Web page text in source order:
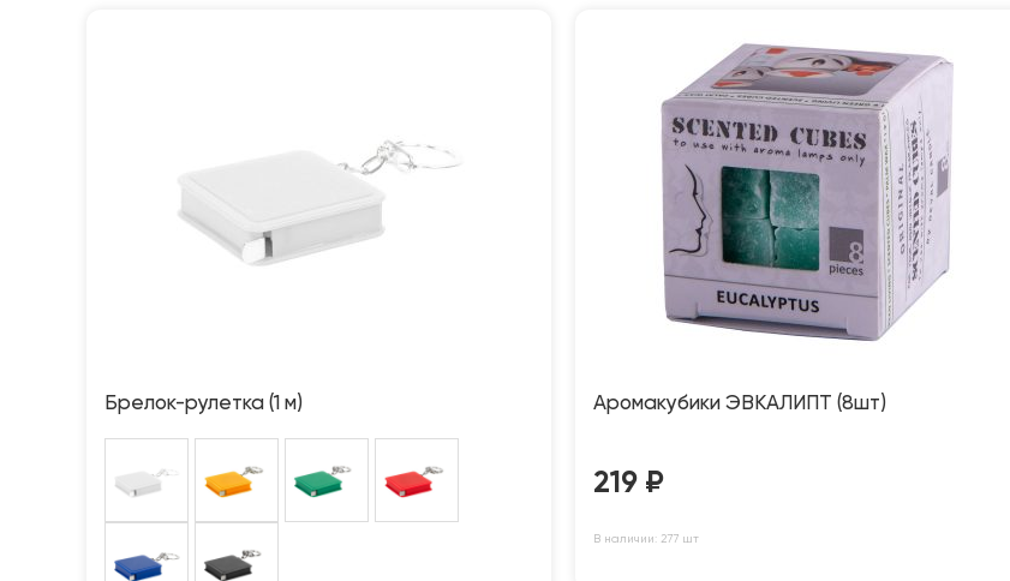
Брелок-рулетка (1 м) Аромакубики ЭВКАЛИПТ (8шт)
219 ₽
В наличии: 277 шт